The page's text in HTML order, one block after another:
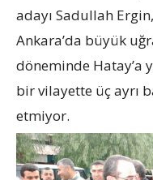
adayı Sadullah
Ankara’da büyük
döneminde Hatay’a
bir vilayette üç ayrı
etmiyor.